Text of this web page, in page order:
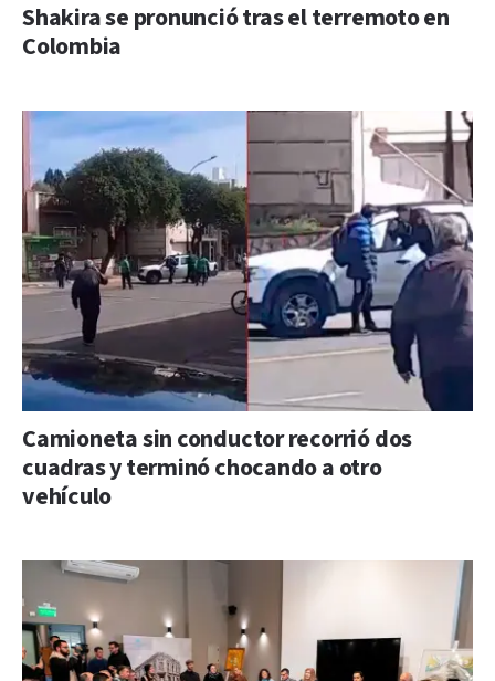
Shakira se pronunció tras el terremoto en
Colombia
Camioneta sin conductor recorrió dos
cuadras y terminó chocando a otro
vehículo